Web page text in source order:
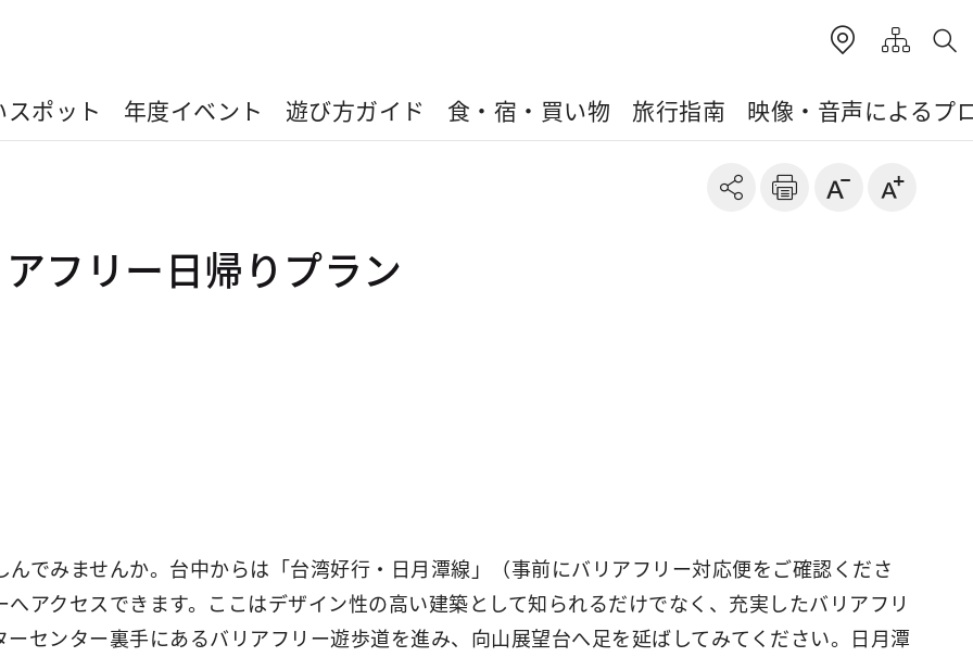
ポット 年度イベント 遊び方ガイド 食・宿・買い物 旅行指南 映像・音声によるプ
フリー日帰りプラン
でみませんか。台中からは「台湾好行・日月潭線」（事前にバリアフリー対応便をご確認くださ
アクセスできます。ここはデザイン性の高い建築として知られるだけでなく、充実したバリアフリ
センター裏手にあるバリアフリー遊歩道を進み、向山展望台へ足を延ばしてみてください。日月潭